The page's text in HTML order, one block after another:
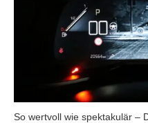
So wertvoll wie spektakulär –